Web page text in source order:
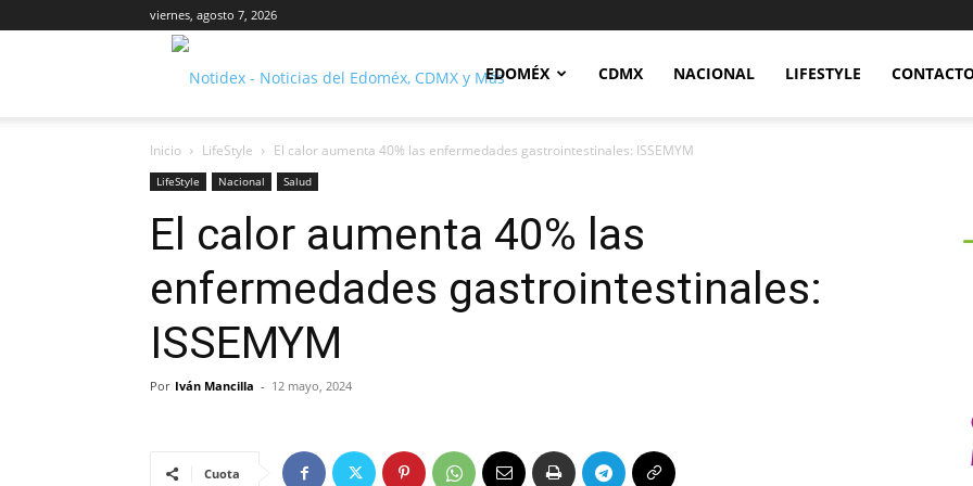
viernes, agosto 7, 2026
Notidex
EDOMÉX CDMX NACIONAL LIFESTYLE
Inicio LifeStyle El calor aumenta 40% las enfermedades gastrointestinales: ISSEMYM
LifeStyle Nacional Salud
El calor aumenta 40% las
enfermedades gastrointestinales:
ISSEMYM
Por Iván Mancilla - 12 mayo, 2024
Cuota